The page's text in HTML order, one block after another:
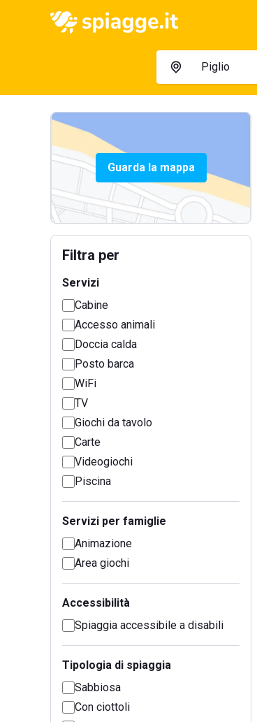
Guarda la mappa
Filtra per
Servizi
Cabine
Accesso animali
Doccia calda
Posto barca
WiFi
TV
Giochi da tavolo
Carte
Videogiochi
Piscina
Servizi per famiglie
Animazione
Area giochi
Accessibilità
Spiaggia accessibile a disabili
Tipologia di spiaggia
Sabbiosa
Con ciottoli